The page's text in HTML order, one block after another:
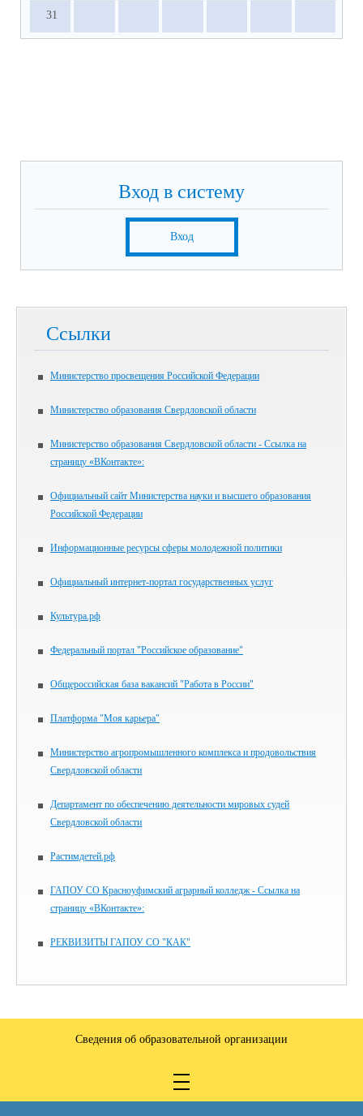
31
Вход в систему
Вход
Ссылки
Министерство просвещения Российской Федерации
Министерство образования Свердловской области
Министерство образования Свердловской области - Ссылка на
страницу «ВКонтакте»:
Официальный сайт Министерства науки и высшего образования
Российской Федерации
Информационные ресурсы сферы молодежной политики
Официальный интернет-портал государственных услуг
Культура.рф
Федеральный портал "Российское образование"
Общероссийская база вакансий "Работа в России"
Платформа "Моя карьера"
Министерство агропромышленного комплекса и продовольствия
Свердловской области
Департамент по обеспечению деятельности мировых судей
Свердловской области
Растимдетей.рф
ГАПОУ СО Красноуфимский аграрный колледж - Ссылка на
страницу «ВКонтакте»:
РЕКВИЗИТЫ ГАПОУ СО "КАК"
Сведения об образовательной организации